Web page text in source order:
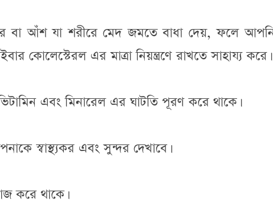
বা আঁশ যা শরীরে মেদ জমতে বাধা দেয়, ফলে
কোলেস্টেরল এর মাত্রা নিয়ন্ত্রণে রাখতে সাহায্য করে।
এবং মিনারেল এর ঘাটতি পূরণ করে থাকে।
স্বাস্থ্যকর এবং সুন্দর দেখাবে।
করে থাকে।